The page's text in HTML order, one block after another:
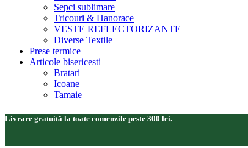
Sepci sublimare
Tricouri & Hanorace
VESTE REFLECTORIZANTE
Diverse Textile
Prese termice
Articole bisericesti
Bratari
Icoane
Tamaie
Livrare gratuită la toate comenzile peste 300 lei.